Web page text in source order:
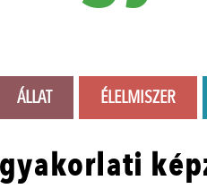
ÁLLAT ÉLELMISZER